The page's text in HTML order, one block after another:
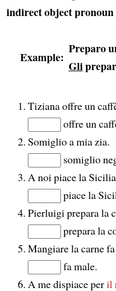
indirect object
Example:
Preparo
Gli
Tiziana offre un
offre un
Somiglio a mia zia.
somiglio
A noi piace la Sicilia
piace la
Pierluigi prepara la
prepara la
Mangiare la carne
fa male.
A me dispiace peril